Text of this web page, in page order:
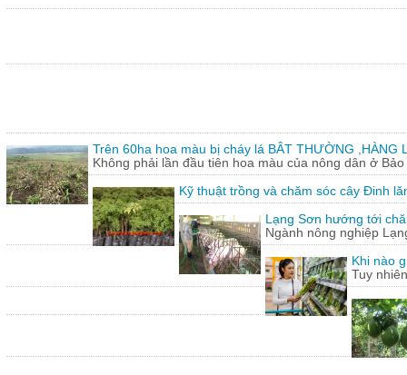
Trên 60ha hoa màu bị cháy lá BÂT THƯỜNG
Không phải lần đầu tiên hoa màu của nông dân ở
Kỹ thuật trồng và chăm sóc cây Đinh
Lạng Sơn hướng tới
Ngành nông nghiệp
Khi nào
Tuy